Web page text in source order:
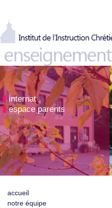
internat
espace parents
accueil
notre équipe